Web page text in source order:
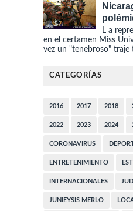
L a
en el certamen Miss
vez un "tenebroso" traje
CATEGORÍAS
2016 2017 2018
2022 2023 2024
CORONAVIRUS
ENTRETENIMIENTO
INTERNACIONALES
JUNIEYSIS MERLO